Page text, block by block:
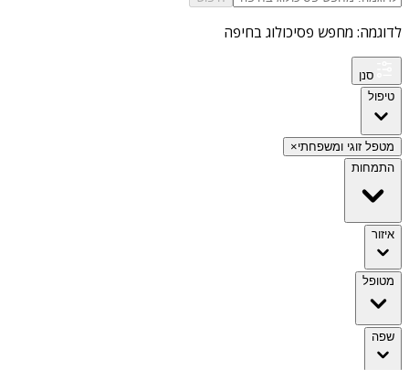
לדוגמה: מחפש פסיכולוג בחיפה
סנן
טיפול
מטפל זוגי ומשפחתי×
התמחות
איזור
מטופל
שפה